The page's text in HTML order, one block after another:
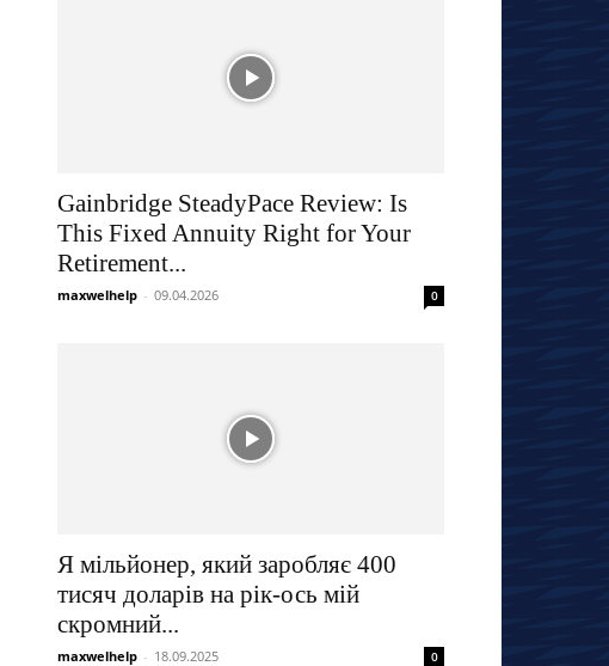
Gainbridge SteadyPace Review: Is
This Fixed Annuity Right for Your
Retirement...
maxwelhelp - 09.04.2026 0
Я мільйонер, який заробляє 400
тисяч доларів на рік-ось мій
скромний...
maxwelhelp - 18.09.2025 0